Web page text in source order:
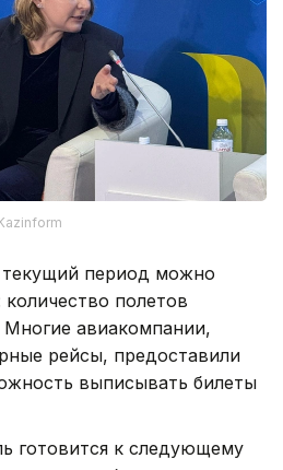
период можно
полетов
авиакомпании,
рейсы, предоставили
выписывать билеты
готовится к следующему